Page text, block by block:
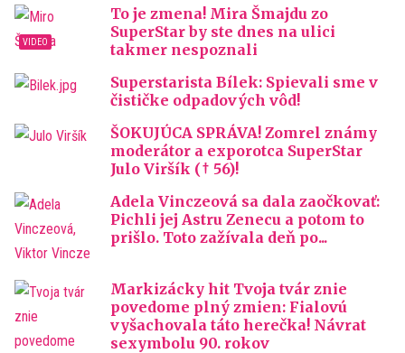
To je zmena! Mira Šmajdu zo
SuperStar by ste dnes na ulici
takmer nespoznali
Superstarista Bílek: Spievali sme v
čističke odpadových vôd!
ŠOKUJÚCA SPRÁVA! Zomrel známy
moderátor a exporotca SuperStar
Julo Viršík († 56)!
Adela Vinczeová sa dala zaočkovať:
Pichli jej Astru Zenecu a potom to
prišlo. Toto zažívala deň po...
Markizácky hit Tvoja tvár znie
povedome plný zmien: Fialovú
vyšachovala táto herečka! Návrat
sexymbolu 90. rokov